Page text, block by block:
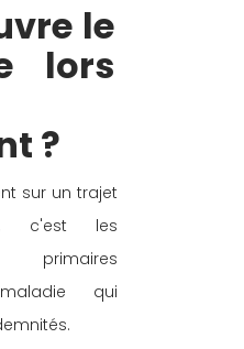
le
lors
?
sur un trajet
c'est les
qui